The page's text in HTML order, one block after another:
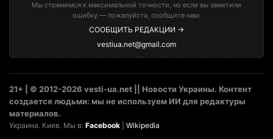
Мы стремимся к максимальной точности, но если вы заметили
ошибку — пожалуйста, сообщите нам:
СООБЩИТЬ РЕДАКЦИИ →
vestiua.net@gmail.com
21+ | © 2012-2026 vesti-ua.net || Новости Украины. Контент
создается людьми: мы не используем ИИ для редактуры
материалов.
Украина. Киев. Мы в: Facebook Wikipedia